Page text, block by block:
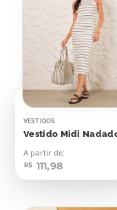
VESTIDOS
A partir de:
R$ 111,98